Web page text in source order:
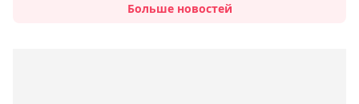
Больше новостей